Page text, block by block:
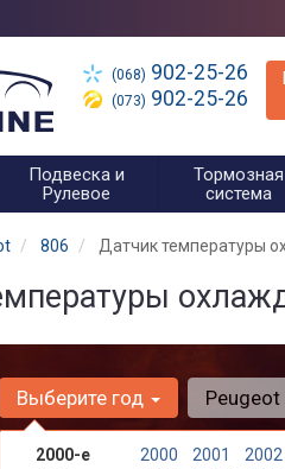
(068) 902-25-26
(073) 902-25-26
Подвеска и
Рулевое
Тормозная
система
806 Датчик температуры
Выберите год
2000-е 2000 2001
2002
Peugeot